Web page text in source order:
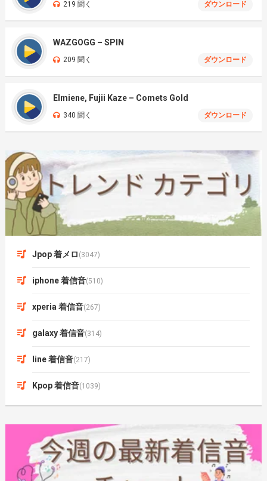
219 聞く ダウンロード
WAZGOGG – SPIN
209 聞く ダウンロード
Elmiene, Fujii Kaze – Comets Gold
340 聞く ダウンロード
Jpop 着メロ (3047)
iphone 着信音(510)
xperia 着信音(267)
galaxy 着信音(314)
line 着信音(217)
Kpop 着信音(1039)